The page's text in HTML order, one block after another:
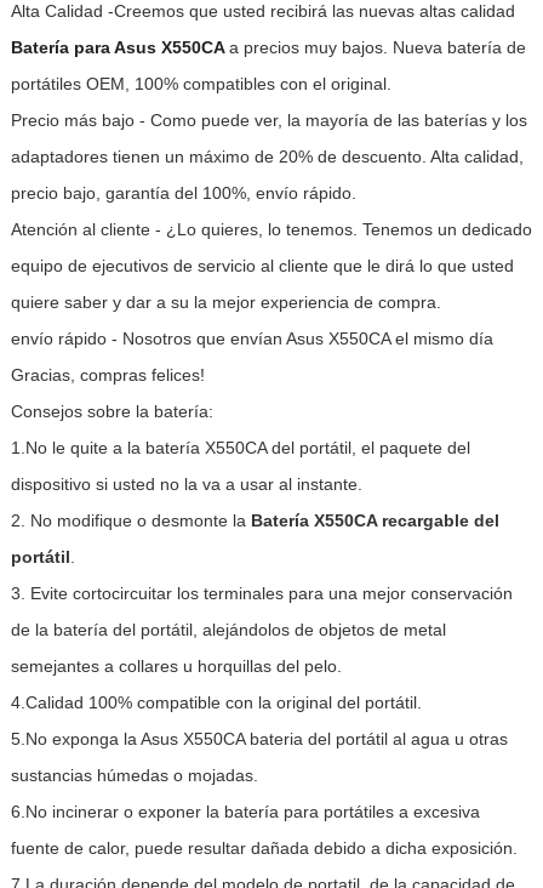
Alta Calidad -Creemos que usted recibirá las nuevas altas calidad
Batería para Asus X550CAa precios muy bajos. Nueva batería de
portátiles OEM, 100% compatibles con el original.
Precio más bajo - Como puede ver, la mayoría de las baterías y los
adaptadores tienen un máximo de 20% de descuento. Alta calidad,
precio bajo, garantía del 100%, envío rápido.
Atención al cliente - ¿Lo quieres, lo tenemos. Tenemos un dedicado
equipo de ejecutivos de servicio al cliente que le dirá lo que usted
quiere saber y dar a su la mejor experiencia de compra.
envío rápido - Nosotros que envían Asus X550CA el mismo día
Gracias, compras felices!
Consejos sobre la batería:
1.No le quite a la batería X550CA del portátil, el paquete del
dispositivo si usted no la va a usar al instante.
2. No modifique o desmonte la Batería X550CA recargable del
portátil.
3. Evite cortocircuitar los terminales para una mejor conservación
de la batería del portátil, alejándolos de objetos de metal
semejantes a collares u horquillas del pelo.
4.Calidad 100% compatible con la original del portátil.
5.No exponga la Asus X550CA bateria del portátil al agua u otras
sustancias húmedas o mojadas.
6.No incinerar o exponer la batería para portátiles a excesiva
fuente de calor, puede resultar dañada debido a dicha exposición.